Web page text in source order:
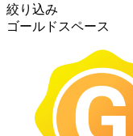
絞り込み
ゴールドスペース